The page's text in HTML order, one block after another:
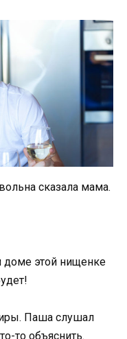
сказала мама.
этой нищенке
Паша слушал
то объяснить.